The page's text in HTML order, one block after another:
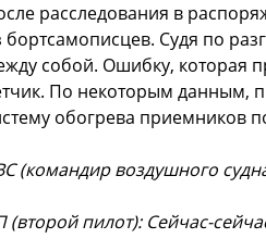
расследования в
бортсамописцев. Судя по
собой. Ошибку, которая
По некоторым данным,
обогрева приемников
(командир воздушного
(второй пилот): Сейчас-